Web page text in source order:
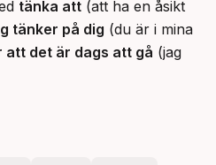
tänka att (att ha en åsikt
tänker på dig (du är i mina
att det är dags att gå (jag